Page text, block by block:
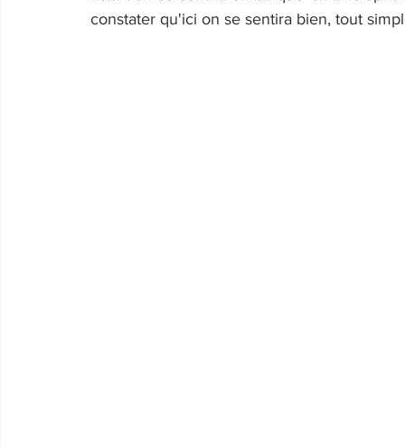
constater qu'ici on se sentira bien, tout